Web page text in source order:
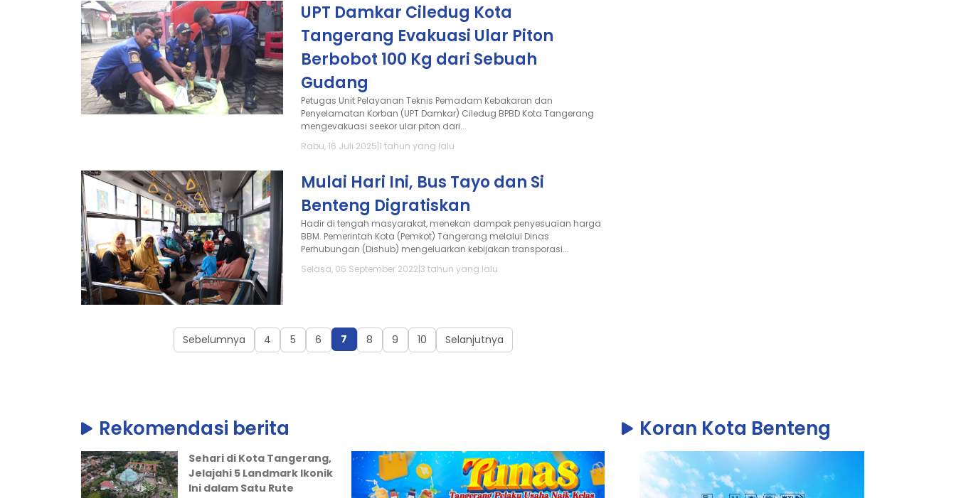
UPT Damkar Ciledug Kota
Tangerang Evakuasi Ular Piton
Berbobot 100 Kg dari Sebuah
Gudang
Petugas Unit Pelayanan Teknis Pemadam Kebakaran dan
Penyelamatan Korban (UPT Damkar) Ciledug BPBD Kota Tangerang
mengevakuasi seekor ular piton dari...
Rabu, 16 Juli 2025|1 tahun yang lalu
Mulai Hari Ini, Bus Tayo dan Si
Benteng Digratiskan
Hadir di tengah masyarakat, menekan dampak penyesuaian harga
BBM. Pemerintah Kota (Pemkot) Tangerang melalui Dinas
Perhubungan (Dishub) mengeluarkan kebijakan transporasi...
Selasa, 06 September 2022|3 tahun yang lalu
Sebelumnya 4 5 6 7 8 9 10 Selanjutnya
Rekomendasi berita
Sehari di Kota Tangerang,
Jelajahi 5 Landmark Ikonik
Ini dalam Satu Rute
Koran Kota Benteng